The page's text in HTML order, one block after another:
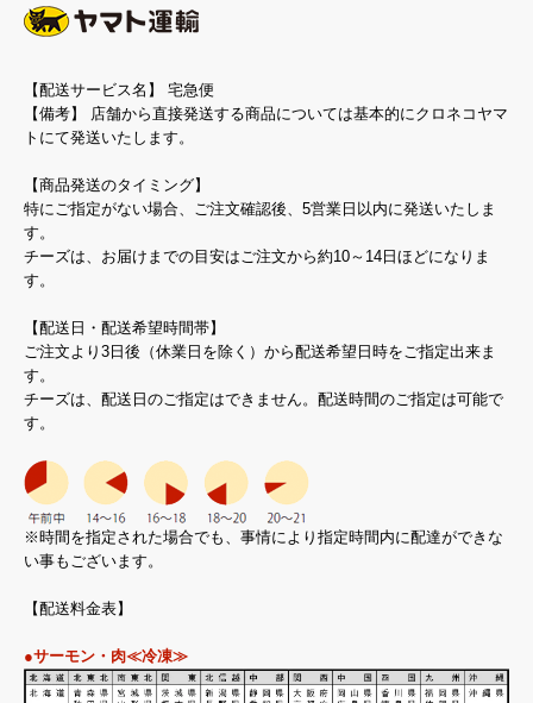
【配送サービス名】 宅急便
【備考】 店舗から直接発送する商品については基本的にクロネコヤマ
トにて発送いたします。
【商品発送のタイミング】
特にご指定がない場合、ご注文確認後、5営業日以内に発送いたしま
す。
チーズは、お届けまでの目安はご注文から約10～14日ほどになりま
す。
【配送日・配送希望時間帯】
ご注文より3日後（休業日を除く）から配送希望日時をご指定出来ま
す。
チーズは、配送日のご指定はできません。配送時間のご指定は可能で
す。
※時間を指定された場合でも、事情により指定時間内に配達ができな
い事もございます。
【配送料金表】
●サーモン・肉≪冷凍≫